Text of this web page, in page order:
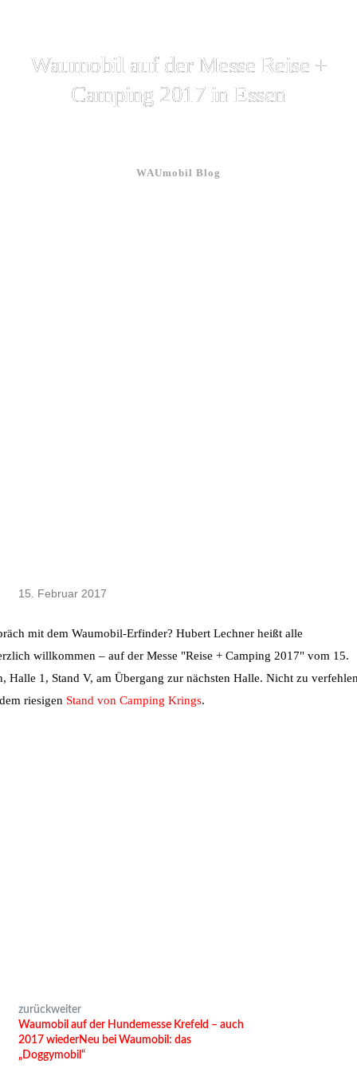
Waumobil auf der Messe Reise +
Camping 2017 in Essen
WAUmobil Blog
15. Februar 2017
mit dem Waumobil-Erfinder? Hubert Lechner heißt alle
willkommen – auf der Messe "Reise + Camping 2017" vom 15.
Halle 1, Stand V, am Übergang zur nächsten Halle. Nicht zu
riesigen Stand von Camping Krings.
zurückweiter
Waumobil auf der Hundemesse Krefeld – auch
2017 wiederNeu bei Waumobil: das
„Doggymobil“